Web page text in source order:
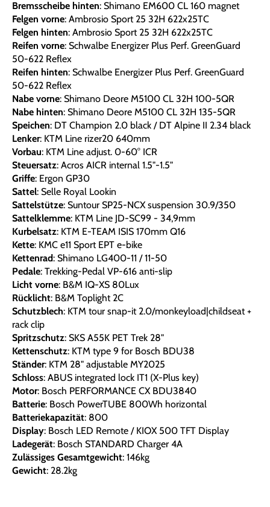
Bremsscheibe hinten: Shimano EM600 CL 160 magnet
Felgen vorne: Ambrosio Sport 25 32H 622x25TC
Felgen hinten: Ambrosio Sport 25 32H 622x25TC
Reifen vorne: Schwalbe Energizer Plus Perf. GreenGuard
50-622 Reflex
Reifen hinten: Schwalbe Energizer Plus Perf. GreenGuard
50-622 Reflex
Nabe vorne: Shimano Deore M5100 CL 32H 100-5QR
Nabe hinten: Shimano Deore M5100 CL 32H 135-5QR
Speichen: DT Champion 2.0 black / DT Alpine II 2.34 black
Lenker: KTM Line rizer20 640mm
Vorbau: KTM Line adjust. 0-60° ICR
Steuersatz: Acros AICR internal 1.5"-1.5"
Griffe: Ergon GP30
Sattel: Selle Royal Lookin
Sattelstütze: Suntour SP25-NCX suspension 30.9/350
Sattelklemme: KTM Line JD-SC99 - 34,9mm
Kurbelsatz: KTM E-TEAM ISIS 170mm Q16
Kette: KMC e11 Sport EPT e-bike
Kettenrad: Shimano LG400-11 / 11-50
Pedale: Trekking-Pedal VP-616 anti-slip
Licht vorne: B&M IQ-XS 80Lux
Rücklicht: B&M Toplight 2C
Schutzblech: KTM tour snap-it 2.0/monkeyload|childseat +
rack clip
Spritzschutz: SKS A55K PET Trek 28"
Kettenschutz: KTM type 9 for Bosch BDU38
Ständer: KTM 28" adjustable MY2025
Schloss: ABUS integrated lock IT1 (X-Plus key)
Motor: Bosch PERFORMANCE CX BDU3840
Batterie: Bosch PowerTUBE 800Wh horizontal
Batteriekapazität: 800
Display: Bosch LED Remote / KIOX 500 TFT Display
Ladegerät: Bosch STANDARD Charger 4A
Zulässiges Gesamtgewicht: 146kg
Gewicht: 28.2kg